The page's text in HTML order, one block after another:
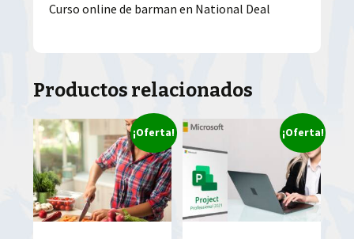
Curso online de barman en National Deal
Productos relacionados
¡Oferta! ¡Oferta!